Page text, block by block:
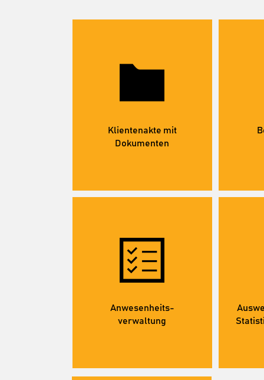
Klientenakte mit
Dokumenten
Anwesenheits-
verwaltung